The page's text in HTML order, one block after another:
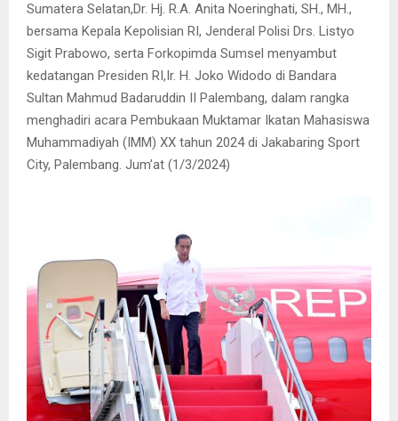
Sumatera Selatan,Dr. Hj. R.A. Anita Noeringhati, SH., MH.,
bersama Kepala Kepolisian RI, Jenderal Polisi Drs. Listyo
Sigit Prabowo, serta Forkopimda Sumsel menyambut
kedatangan Presiden RI,Ir. H. Joko Widodo di Bandara
Sultan Mahmud Badaruddin II Palembang, dalam rangka
menghadiri acara Pembukaan Muktamar Ikatan Mahasiswa
Muhammadiyah (IMM) XX tahun 2024 di Jakabaring Sport
City, Palembang. Jum’at (1/3/2024)